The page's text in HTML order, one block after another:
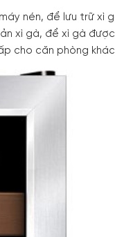
nén, để lưu trữ xì
xì gà, để xì gà
cho căn phòng